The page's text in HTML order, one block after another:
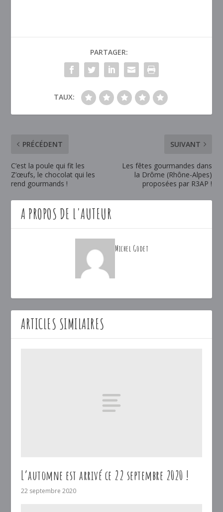
PARTAGER:
TAUX:
PRÉCÉDENT
C’est la poule qui fit les
Z’œufs, le chocolat qui les
rend gourmands !
SUIVANT
Les fêtes gourmandes dans
la Drôme (Rhône-Alpes)
proposées par R3AP !
A PROPOS DE L'AUTEUR
Michel Godet
ARTICLES SIMILAIRES
L’automne est arrivé ce 22 septembre 2020 !
22 septembre 2020